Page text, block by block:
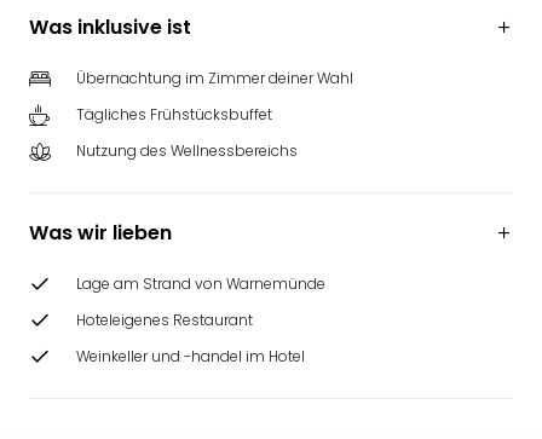
Was inklusive ist
Übernachtung im Zimmer deiner Wahl
Tägliches Frühstücksbuffet
Nutzung des Wellnessbereichs
Was wir lieben
Lage am Strand von Warnemünde
Hoteleigenes Restaurant
Weinkeller und -handel im Hotel